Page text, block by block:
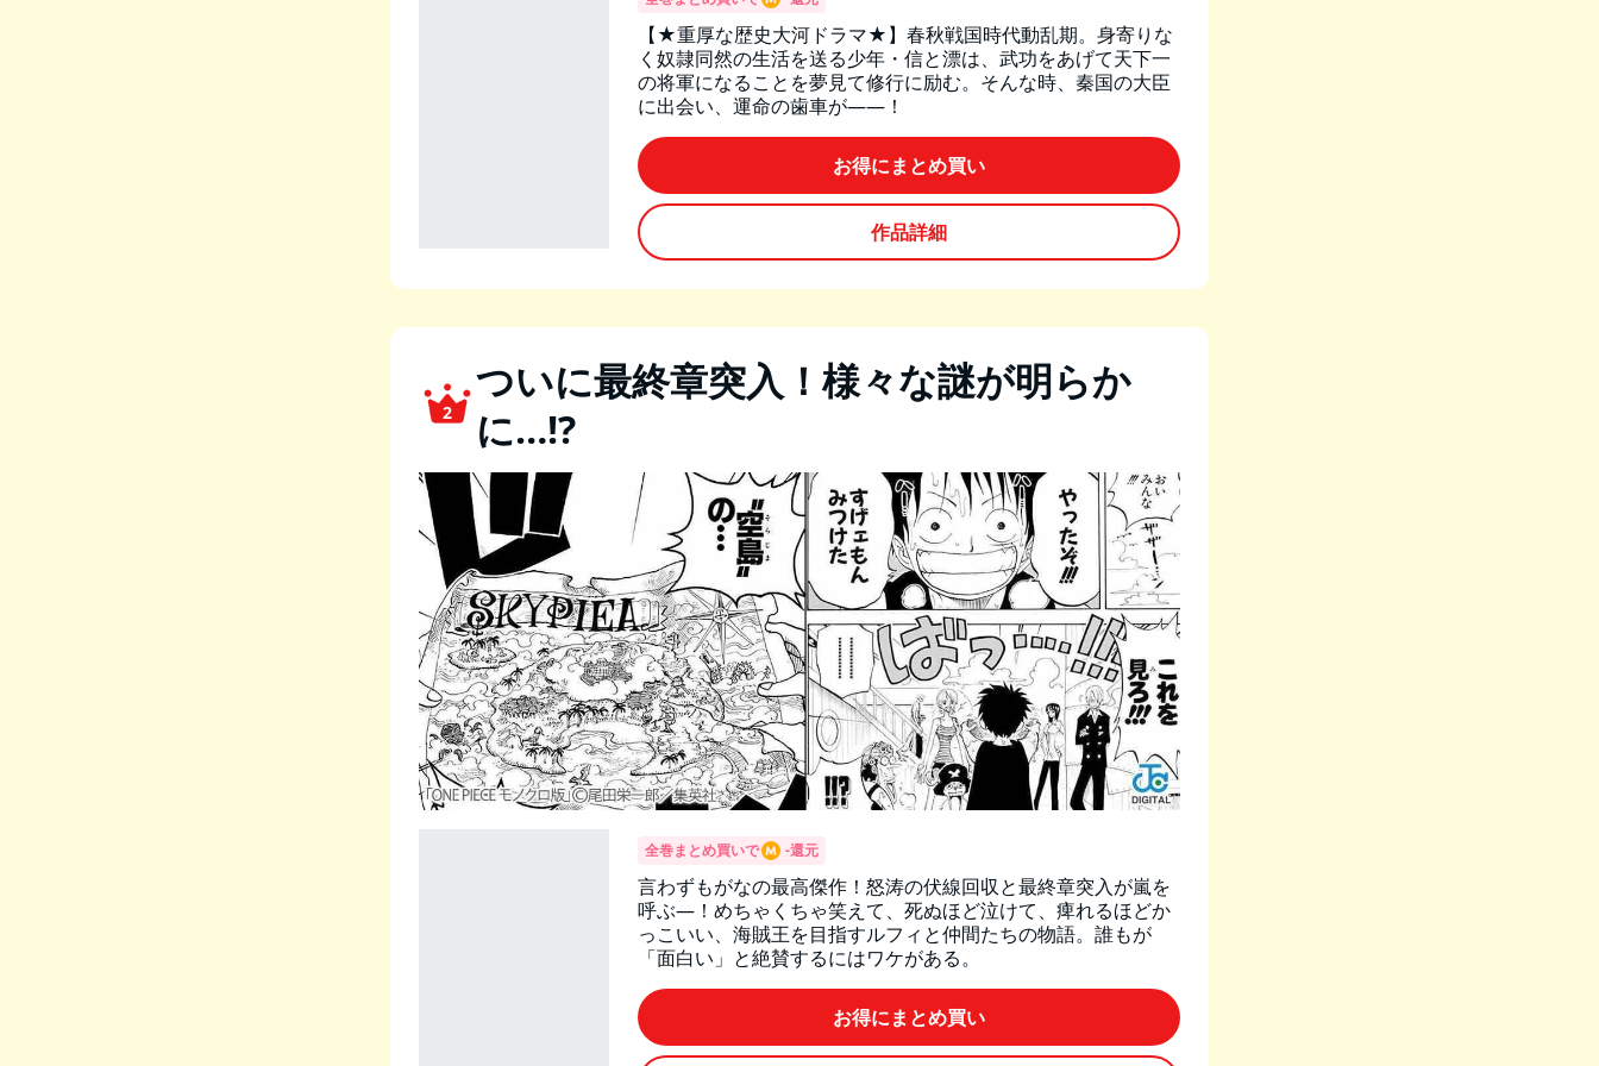
【★重厚な歴史大河ドラマ★】春秋戦国時代動乱期。身寄りな
く奴隷同然の生活を送る少年・信と漂は、武功をあげて天下一
の将軍になることを夢見て修行に励む。そんな時、秦国の大臣
に出会い、運命の歯車が——！
お得にまとめ買い
作品詳細
2
ついに最終章突入！様々な謎が明らか
に…!?
全巻まとめ買いで -還元
言わずもがなの最高傑作！怒涛の伏線回収と最終章突入が嵐を
呼ぶ—！めちゃくちゃ笑えて、死ぬほど泣けて、痺れるほどか
っこいい、海賊王を目指すルフィと仲間たちの物語。誰もが
「面白い」と絶賛するにはワケがある。
お得にまとめ買い